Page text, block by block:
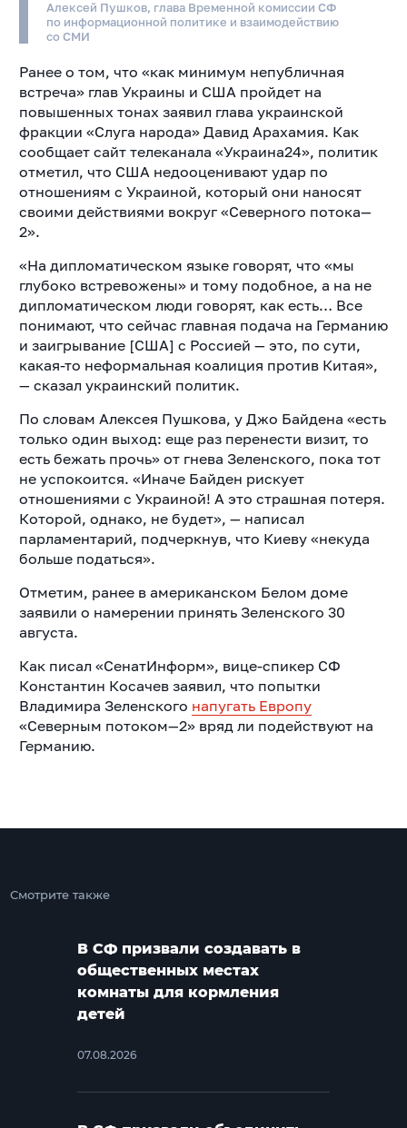
Алексей Пушков, глава Временной комиссии СФ
по информационной политике и взаимодействию
со СМИ
Ранее о том, что «как минимум непубличная
встреча» глав Украины и США пройдет на
повышенных тонах заявил глава украинской
фракции «Слуга народа» Давид Арахамия. Как
сообщает сайт телеканала «Украина24», политик
отметил, что США недооценивают удар по
отношениям с Украиной, который они наносят
своими действиями вокруг «Северного потока—
2».
«На дипломатическом языке говорят, что «мы
глубоко встревожены» и тому подобное, а на не
дипломатическом люди говорят, как есть… Все
понимают, что сейчас главная подача на Германию
и заигрывание [США] с Россией — это, по сути,
какая-то неформальная коалиция против Китая»,
— сказал украинский политик.
По словам Алексея Пушкова, у Джо Байдена «есть
только один выход: еще раз перенести визит, то
есть бежать прочь» от гнева Зеленского, пока тот
не успокоится. «Иначе Байден рискует
отношениями с Украиной! А это страшная потеря.
Которой, однако, не будет», — написал
парламентарий, подчеркнув, что Киеву «некуда
больше податься».
Отметим, ранее в американском Белом доме
заявили о намерении принять Зеленского 30
августа.
Как писал «СенатИнформ», вице-спикер СФ
Константин Косачев заявил, что попытки
Владимира Зеленского напугать Европу
«Северным потоком—2» вряд ли подействуют на
Германию.
Смотрите также
В СФ призвали создавать в
общественных местах
комнаты для кормления
детей
07.08.2026